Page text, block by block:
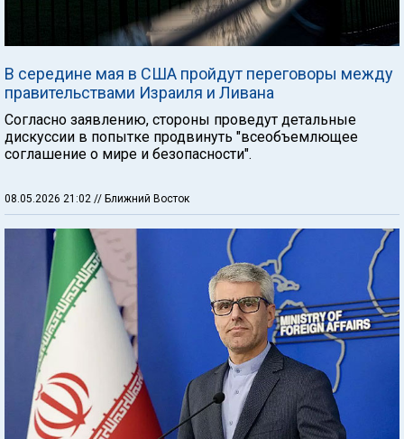
В середине мая в США пройдут переговоры между
правительствами Израиля и Ливана
Согласно заявлению, стороны проведут детальные
дискуссии в попытке продвинуть "всеобъемлющее
соглашение о мире и безопасности".
08.05.2026 21:02 // Ближний Восток